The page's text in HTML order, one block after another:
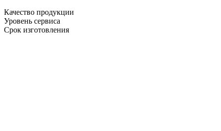
Качество продукции
Уровень сервиса
Срок изготовления